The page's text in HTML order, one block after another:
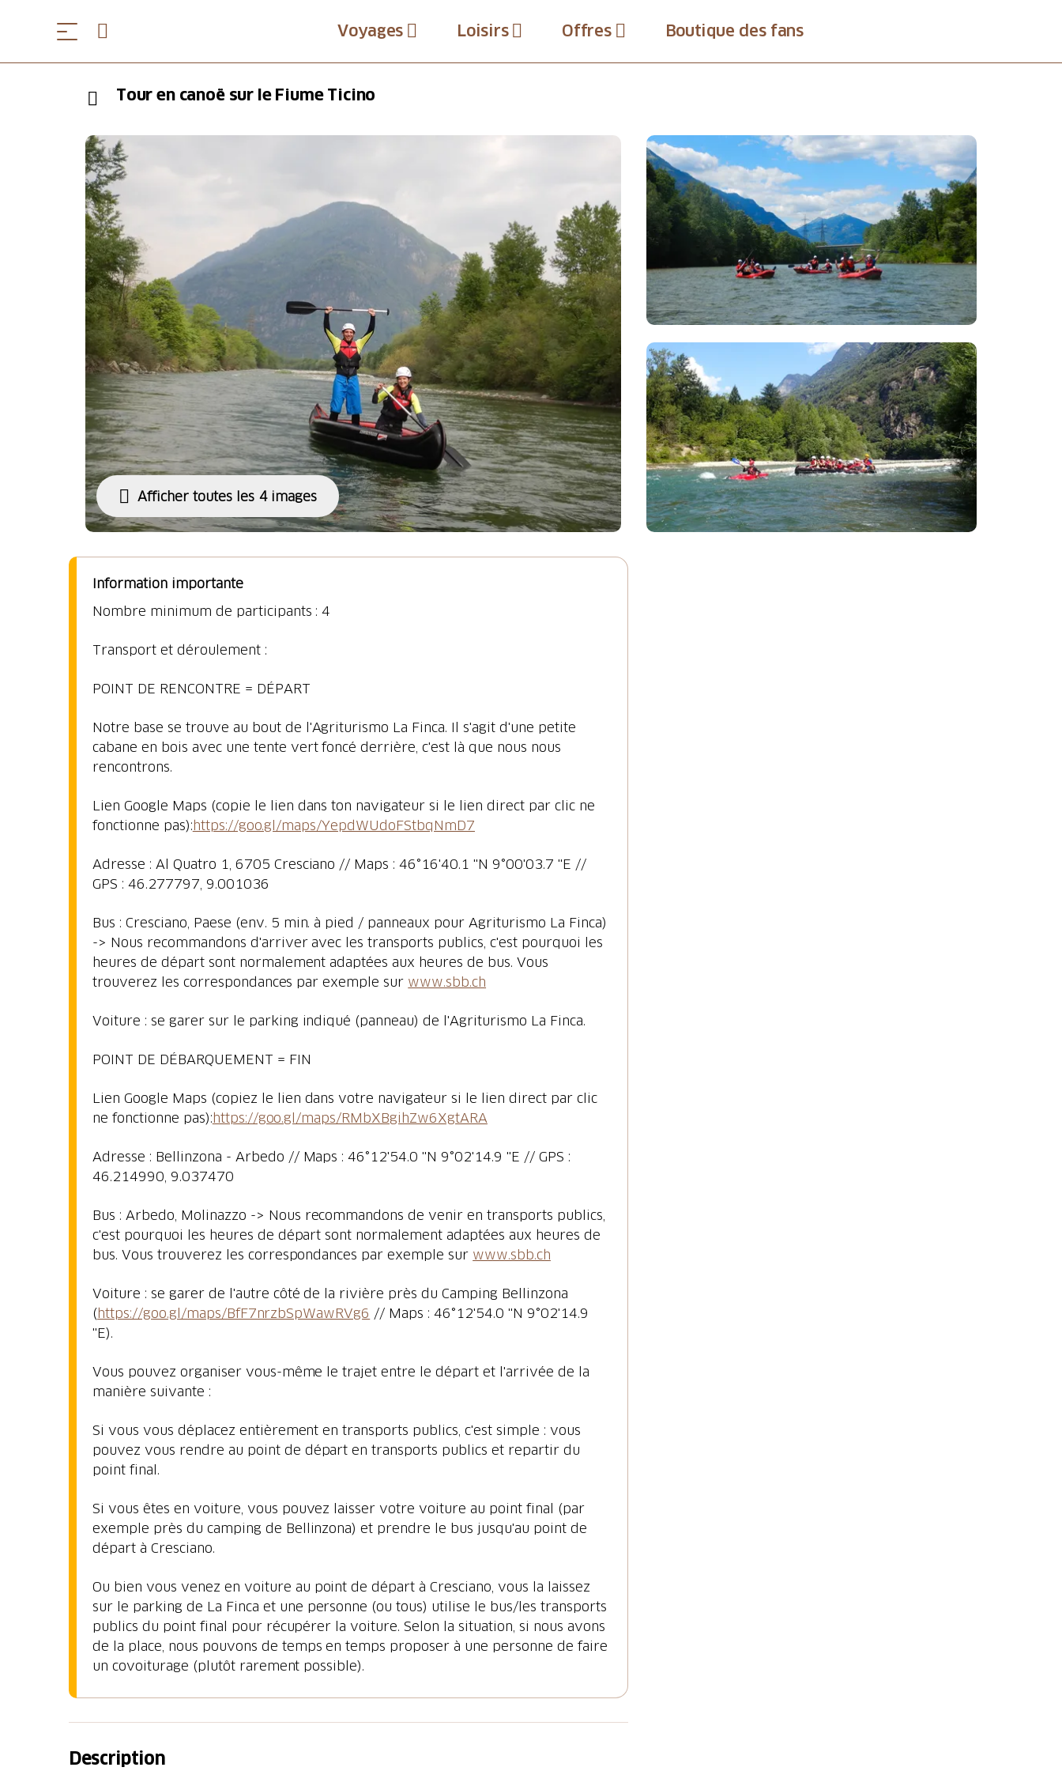
Voyages Loisirs Offres Boutique des fans
Tour en canoë sur le Fiume Ticino
Afficher toutes les 4 images
Information importante
Nombre minimum de participants : 4
Transport et déroulement :
POINT DE RENCONTRE = DÉPART
Notre base se trouve au bout de l'Agriturismo La Finca. Il s'agit d'une petite
cabane en bois avec une tente vert foncé derrière, c'est là que nous nous
rencontrons.
Lien Google Maps (copie le lien dans ton navigateur si le lien direct par clic ne
fonctionne pas):https://goo.gl/maps/YepdWUdoFStbqNmD7
Adresse : Al Quatro 1, 6705 Cresciano // Maps : 46°16'40.1 "N 9°00'03.7 "E //
GPS : 46.277797, 9.001036
Bus : Cresciano, Paese (env. 5 min. à pied / panneaux pour Agriturismo La Finca)
-> Nous recommandons d'arriver avec les transports publics, c'est pourquoi les
heures de départ sont normalement adaptées aux heures de bus. Vous
trouverez les correspondances par exemple sur www.sbb.ch
Voiture : se garer sur le parking indiqué (panneau) de l'Agriturismo La Finca.
POINT DE DÉBARQUEMENT = FIN
Lien Google Maps (copiez le lien dans votre navigateur si le lien direct par clic
ne fonctionne pas):https://goo.gl/maps/RMbXBgihZw6XgtARA
Adresse : Bellinzona - Arbedo // Maps : 46°12'54.0 "N 9°02'14.9 "E // GPS :
46.214990, 9.037470
Bus : Arbedo, Molinazzo -> Nous recommandons de venir en transports publics,
c'est pourquoi les heures de départ sont normalement adaptées aux heures de
bus. Vous trouverez les correspondances par exemple sur www.sbb.ch
Voiture : se garer de l'autre côté de la rivière près du Camping Bellinzona
(https://goo.gl/maps/BfF7nrzbSpWawRVg6 // Maps : 46°12'54.0 "N 9°02'14.9
"E).
Vous pouvez organiser vous-même le trajet entre le départ et l'arrivée de la
manière suivante :
Si vous vous déplacez entièrement en transports publics, c'est simple : vous
pouvez vous rendre au point de départ en transports publics et repartir du
point final.
Si vous êtes en voiture, vous pouvez laisser votre voiture au point final (par
exemple près du camping de Bellinzona) et prendre le bus jusqu'au point de
départ à Cresciano.
Ou bien vous venez en voiture au point de départ à Cresciano, vous la laissez
sur le parking de La Finca et une personne (ou tous) utilise le bus/les transports
publics du point final pour récupérer la voiture. Selon la situation, si nous avons
de la place, nous pouvons de temps en temps proposer à une personne de faire
un covoiturage (plutôt rarement possible).
Description